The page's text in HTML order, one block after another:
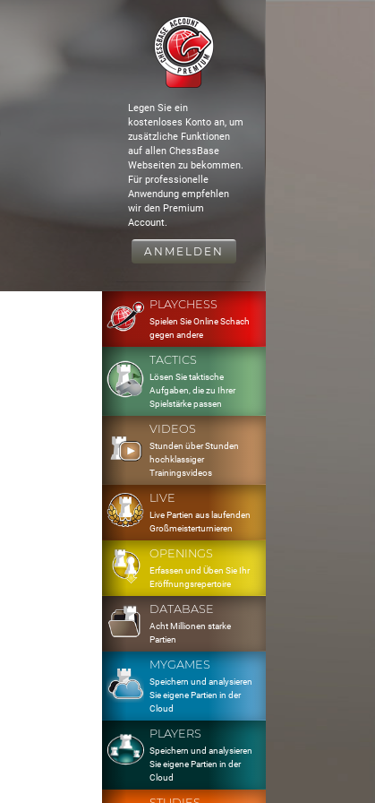
Legen Sie ein
kostenloses Konto an, um
zusätzliche Funktionen
auf allen ChessBase
Webseiten zu bekommen.
Für professionelle
Anwendung empfehlen
wir den Premium
Account.
ANMELDEN
PLAYCHESS
Spielen Sie Online Schach
gegen andere
TACTICS
Lösen Sie taktische
Aufgaben, die zu Ihrer
Spielstärke passen
VIDEOS
Stunden über Stunden
hochklassiger
Trainingsvideos
LIVE
Live Partien aus laufenden
Großmeisterturnieren
OPENINGS
Erfassen und Üben Sie Ihr
Eröffnungsrepertoire
DATABASE
Acht Millionen starke
Partien
MYGAMES
Speichern und analysieren
Sie eigene Partien in der
Cloud
PLAYERS
Speichern und analysieren
Sie eigene Partien in der
Cloud